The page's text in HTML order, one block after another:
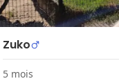
Zuko
5 mois